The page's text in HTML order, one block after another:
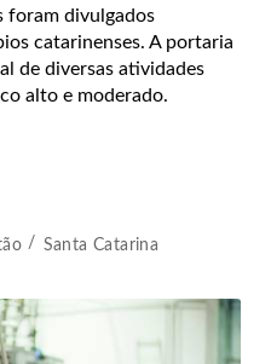
foram divulgados
catarinenses. A portaria
de diversas atividades
alto e moderado.
Santa Catarina